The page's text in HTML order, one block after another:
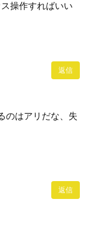
操作すればいい
返信
のはアリだな、失
返信